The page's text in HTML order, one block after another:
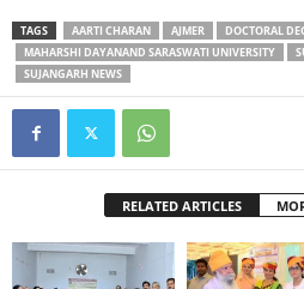
TAGS AARTI CHARAN AJMER DOCTORAL
MAHARSHI DAYANAND SARASWATI UNIVERSITY
SUJANGARH NEWS
RELATED ARTICLES